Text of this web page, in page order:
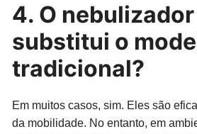
4. O
substitui o
tradicional?
Em muitos casos, sim. Eles são
da mobilidade. No entanto, em